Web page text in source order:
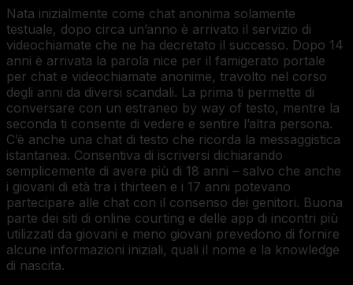
Nata inizialmente come chat anonima solamente
testuale, dopo circa un’anno è arrivato il servizio di
videochiamate che ne ha decretato il successo. Dopo 14
anni è arrivata la parola nice per il famigerato portale
per chat e videochiamate anonime, travolto nel corso
degli anni da diversi scandali. La prima ti permette di
conversare con un estraneo by way of testo, mentre la
seconda ti consente di vedere e sentire l’altra persona.
C’è anche una chat di testo che ricorda la messaggistica
istantanea. Consentiva di iscriversi dichiarando
semplicemente di avere più di 18 anni – salvo che anche
i giovani di età tra i thirteen e i 17 anni potevano
partecipare alle chat con il consenso dei genitori. Buona
parte dei siti di online courting e delle app di incontri più
utilizzati da giovani e meno giovani prevedono di fornire
alcune informazioni iniziali, quali il nome e la knowledge
di nascita.